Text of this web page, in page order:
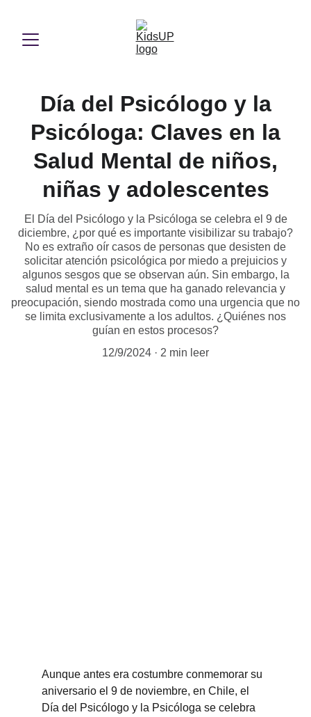
Día del Psicólogo y la
Psicóloga: Claves en la
Salud Mental de niños,
niñas y adolescentes
El Día del Psicólogo y la Psicóloga se celebra el 9 de
diciembre, ¿por qué es importante visibilizar su trabajo?
No es extraño oír casos de personas que desisten de
solicitar atención psicológica por miedo a prejuicios y
algunos sesgos que se observan aún. Sin embargo, la
salud mental es un tema que ha ganado relevancia y
preocupación, siendo mostrada como una urgencia que no
se limita exclusivamente a los adultos. ¿Quiénes nos
guían en estos procesos?
12/9/2024
2 min leer
Aunque antes era costumbre conmemorar su
aniversario el 9 de noviembre, en Chile, el
Día del Psicólogo y la Psicóloga se celebra